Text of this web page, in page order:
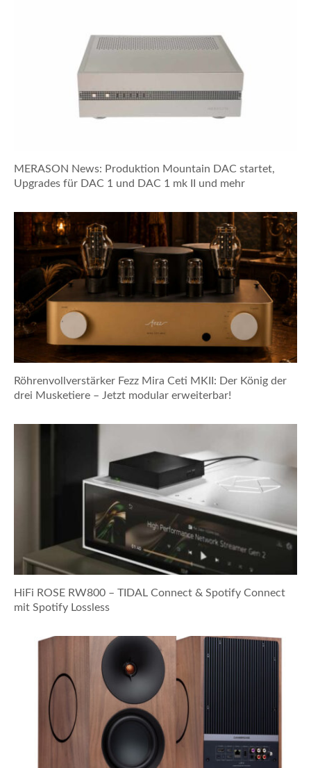
MERASON News: Produktion Mountain DAC startet,
Upgrades für DAC 1 und DAC 1 mk II und mehr
Röhrenvollverstärker Fezz Mira Ceti MKII: Der König der
drei Musketiere – Jetzt modular erweiterbar!
HiFi ROSE RW800 – TIDAL Connect & Spotify Connect
mit Spotify Lossless